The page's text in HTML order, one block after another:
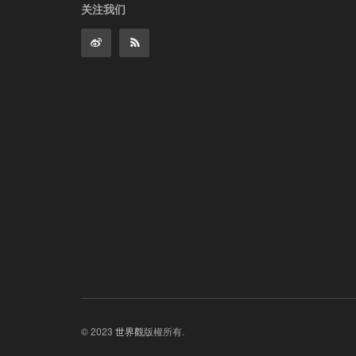
关注我们
© 2023 世界觀版權所有.